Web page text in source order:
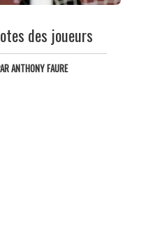
des joueurs
ANTHONY FAURE